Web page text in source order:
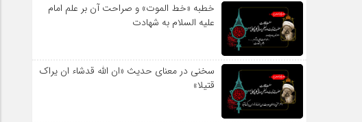
خطبه «خط الموت» و صراحت آن بر علم امام
علیه السلام به شهادت
سخنی در معنای حدیث «ان الله قدشاء ان یراک
قتیلا»